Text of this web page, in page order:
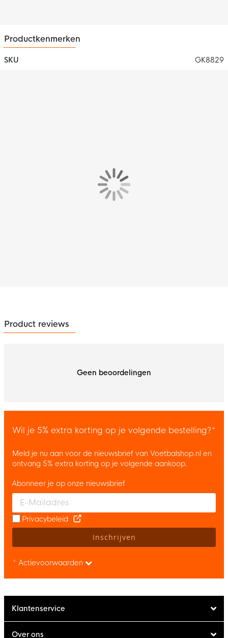
Productkenmerken
SKU GK8829
Product reviews
Geen beoordelingen
Wil je 5% extra korting op je volgende bestelling?*
Meld je nu aan voor de nieuwsbrief van Voetbalshop.nl en
ontvang 5% extra korting op je volgende aankoop.
Enter your email and accept the privacy policy to subscribe to
Abonneer je op onze nieuwsbrief
Privacybeleid
Inschrijven
* Actievoorwaarden
Klantenservice
Over ons